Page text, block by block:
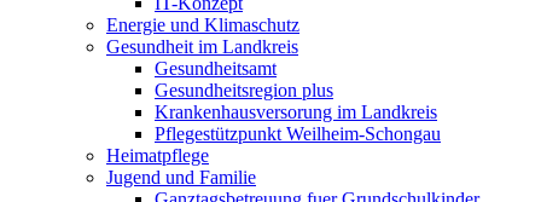
Energie und Klimaschutz
Gesundheit im Landkreis
Gesundheitsamt
Gesundheitsregion plus
Krankenhausversorung im Landkreis
Pflegestützpunkt Weilheim-Schongau
Heimatpflege
Jugend und Familie